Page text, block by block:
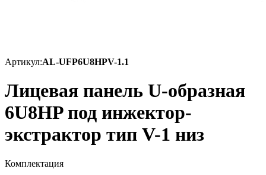
Артикул:AL-UFP6U8HPV-1.1
Лицевая панель U-образная
6U8HP под инжектор-
экстрактор тип V-1 низ
Комплектация